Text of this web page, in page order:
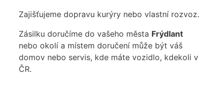
Zajišťujeme dopravu kurýry nebo vlastní rozvoz.
Zásilku doručíme do vašeho města Frýdlant
nebo okolí a místem doručení může být váš
domov nebo servis, kde máte vozidlo, kdekoli v
ČR.